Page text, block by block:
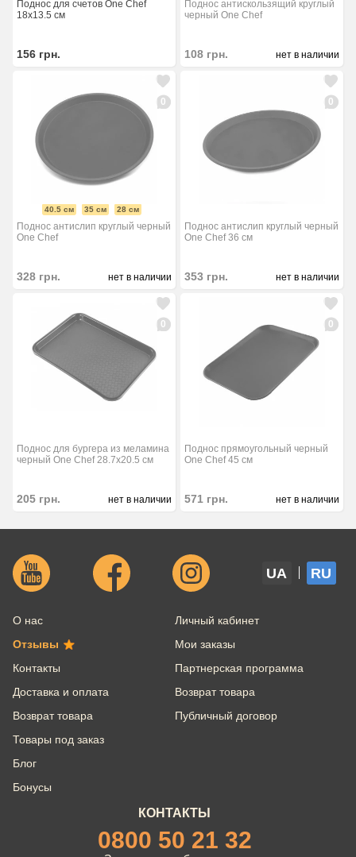
Поднос для счетов One Chef
18х13.5 см
156 грн.
Поднос антискользящий круглый
черный One Chef
108 грн. нет в наличии
0
40.5 см 35 см 28 см
Поднос антислип круглый черный
One Chef
328 грн. нет в наличии
0
Поднос антислип круглый черный
One Chef 36 см
353 грн. нет в наличии
0
Поднос для бургера из меламина
черный One Chef 28.7х20.5 см
205 грн. нет в наличии
0
Поднос прямоугольный черный
One Chef 45 см
571 грн. нет в наличии
UA RU
О нас
Отзывы
Контакты
Доставка и оплата
Возврат товара
Товары под заказ
Блог
Бонусы
Личный кабинет
Мои заказы
Партнерская программа
Возврат товара
Публичный договор
КОНТАКТЫ
0800 50 21 32